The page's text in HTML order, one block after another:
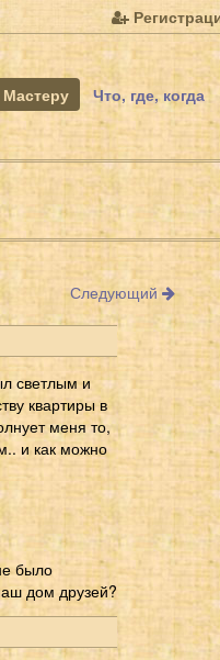
Что, где, когда
Следующий
светлым и
квартиры в
меня то,
и как можно
было
дом друзей?